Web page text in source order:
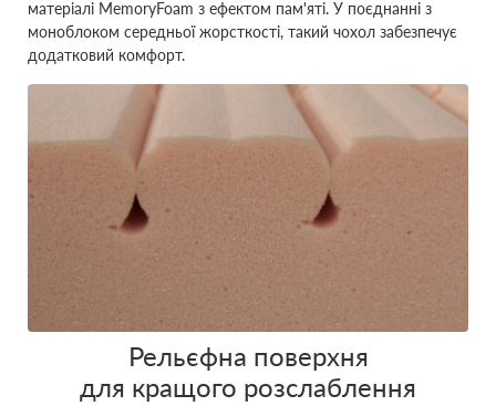
матеріалі MemoryFoam з ефектом пам'яті. У поєднанні з
моноблоком середньої жорсткості, такий чохол забезпечує
додатковий комфорт.
Рельєфна поверхня
для кращого розслаблення